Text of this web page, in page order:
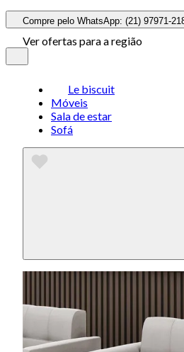
Compre pelo WhatsApp: (21) 97971-
Ver ofertas para a região
Le biscuit
Móveis
Sala de estar
Sofá